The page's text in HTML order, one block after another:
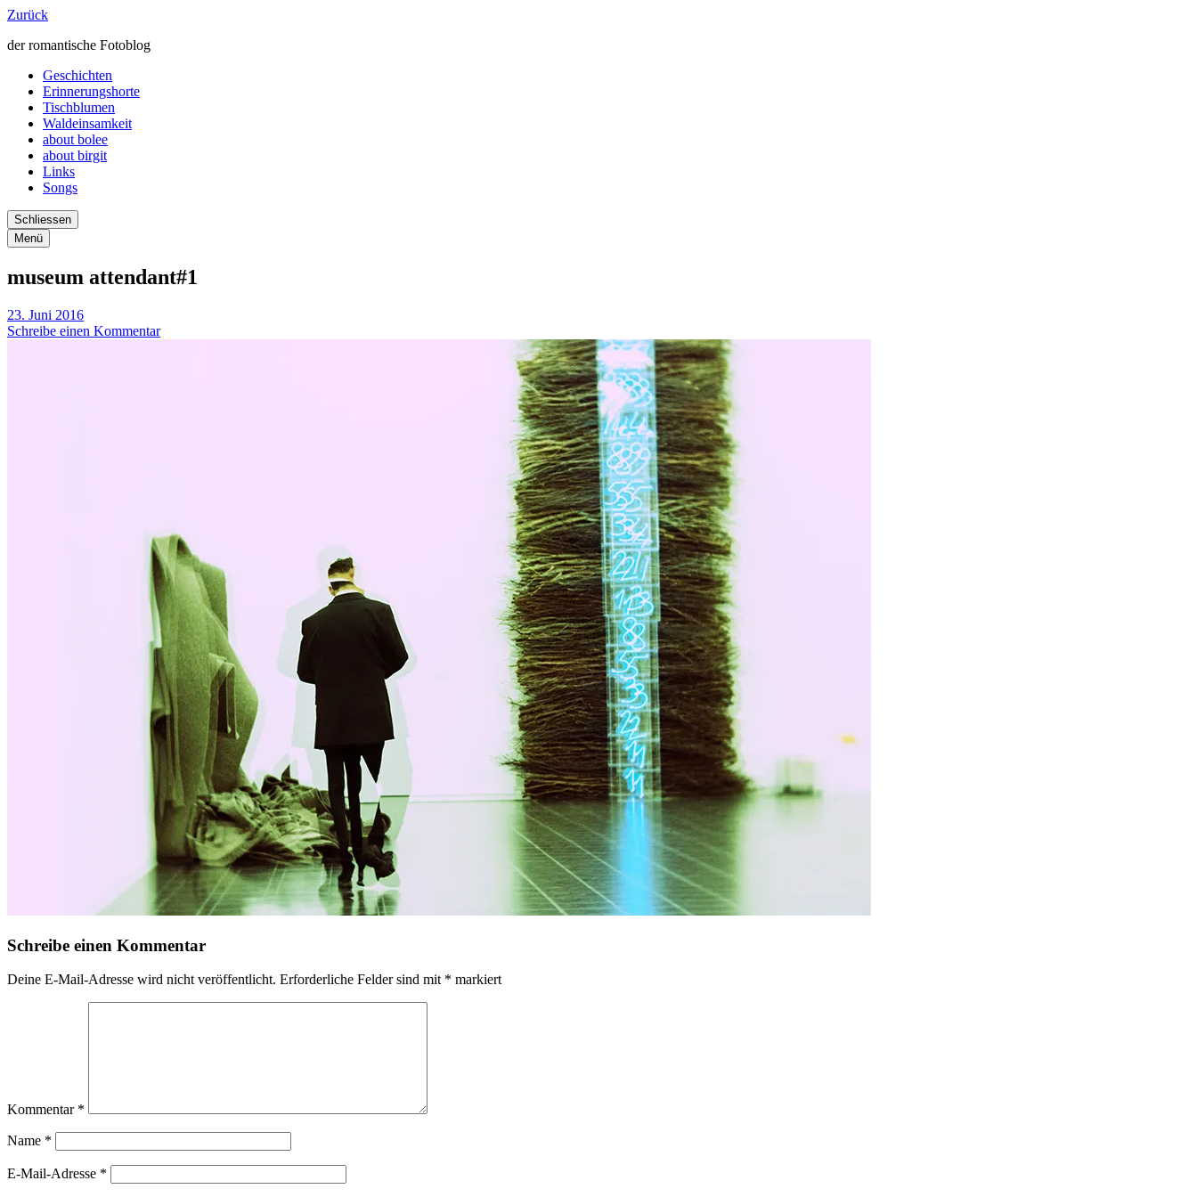
Zurück
der romantische Fotoblog
Geschichten
Erinnerungshorte
Tischblumen
Waldeinsamkeit
about bolee
about birgit
Links
Songs
Schliessen
Menü
museum attendant#1
23. Juni 2016
Schreibe einen Kommentar
Schreibe einen Kommentar
Deine E-Mail-Adresse wird nicht veröffentlicht. Erforderliche Felder sind mit * markiert
Kommentar *
Name *
E-Mail-Adresse *